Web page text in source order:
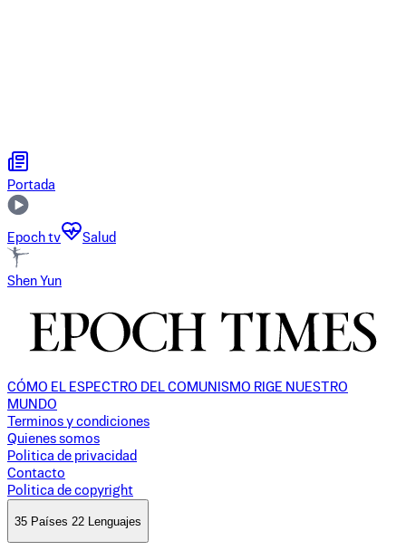
Portada
Epoch tv Salud
Shen Yun
CÓMO EL ESPECTRO DEL COMUNISMO RIGE NUESTRO
MUNDO
Terminos y condiciones
Quienes somos
Politica de privacidad
Contacto
Politica de copyright
35 Países 22 Lenguajes